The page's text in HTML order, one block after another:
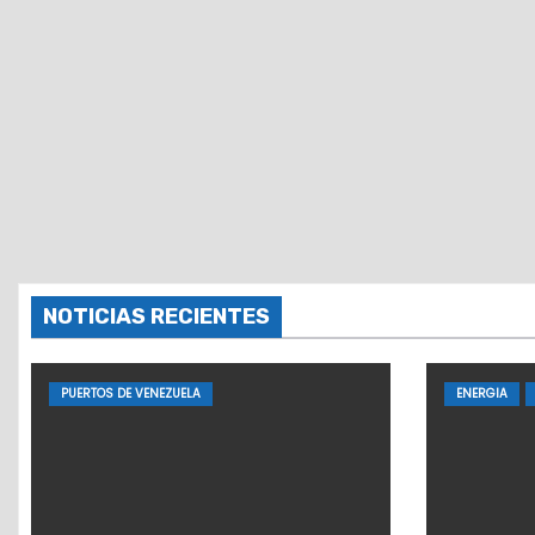
NOTICIAS RECIENTES
PUERTOS DE VENEZUELA ENERGIA